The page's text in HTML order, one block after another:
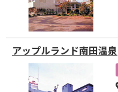
アップルランド南田温泉